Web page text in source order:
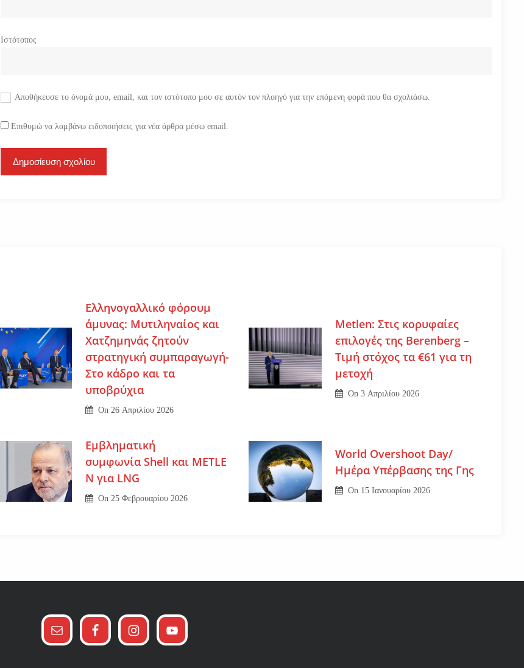
Ιστότοπος
Αποθήκευσε το όνομά μου, email, και τον ιστότοπο μου σε αυτόν τον πλοηγό για την επόμενη φορά που θα σχολιάσω.
Επιθυμώ να λαμβάνω ειδοποιήσεις για νέα άρθρα μέσω email.
Ελληνογαλλικό φόρουμ
άμυνας: Μυτιληναίος και
Χατζημηνάς ζητούν
στρατηγική συμπαραγωγή-
Στο κάδρο και τα
υποβρύχια
On 26 Απριλίου 2026
Metlen: Στις κορυφαίες
επιλογές της Berenberg –
Τιμή στόχος τα €61 για τη
μετοχή
On3 Απριλίου 2026
Εμβληματική
συμφωνία Shell και METLE
N για LNG
On25 Φεβρουαρίου 2026
World Overshoot Day/
Ημέρα Υπέρβασης της Γης
On 15 Ιανουαρίου 2026